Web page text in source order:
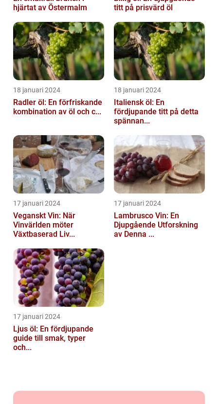
hjärtat av Östermalm
titt på prisvärd öl
18 januari 2024
Radler öl: En förfriskande
kombination av öl och c...
18 januari 2024
Italiensk öl: En
fördjupande titt på detta
spännan...
17 januari 2024
Veganskt Vin: När
Vinvärlden möter
Växtbaserad Liv...
17 januari 2024
Lambrusco Vin: En
Djupgående Utforskning
av Denna ...
17 januari 2024
Ljus öl: En fördjupande
guide till smak, typer
och...